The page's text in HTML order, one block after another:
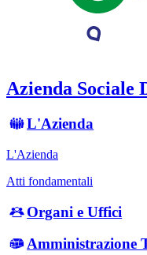
Azienda Sociale
L'Azienda
L'Azienda
Atti fondamentali
Organi e Uffici
Amministrazione